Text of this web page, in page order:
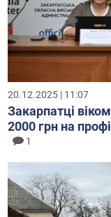
20.12.2025 | 11:07
Закарпатці
2000 грн на
1